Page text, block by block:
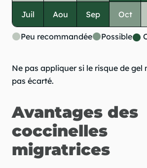
Juil Aou Sep Oct
Peu recommandée Possible
Ne pas appliquer si le risque de gel
pas écarté.
Avantages des
coccinelles
migratrices